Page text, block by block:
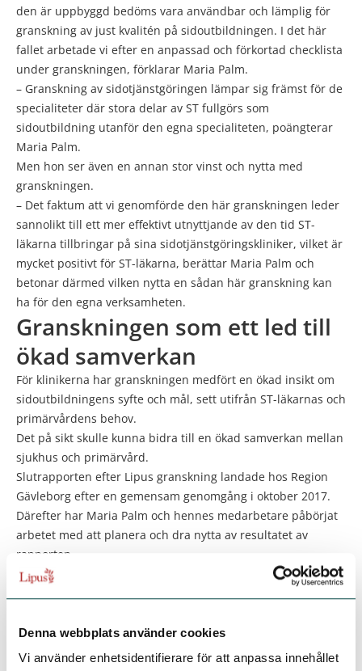
Denna webbplats använder cookies
Vi använder enhetsidentifierare för att anpassa innehållet
den är uppbyggd bedöms vara användbar och lämplig för
granskning av just kvalitén på sidoutbildningen. I det här
fallet arbetade vi efter en anpassad och förkortad checklista
under granskningen, förklarar Maria Palm.
– Granskning av sidotjänstgöringen lämpar sig främst för de
specialiteter där stora delar av ST fullgörs som
sidoutbildning utanför den egna specialiteten, poängterar
Maria Palm.
Men hon ser även en annan stor vinst och nytta med
granskningen.
– Det faktum att vi genomförde den här granskningen leder
sannolikt till ett mer effektivt utnyttjande av den tid ST-
läkarna tillbringar på sina sidotjänstgöringskliniker, vilket är
mycket positivt för ST-läkarna, berättar Maria Palm och
betonar därmed vilken nytta en sådan här granskning kan
ha för den egna verksamheten.
Granskningen som ett led till
ökad samverkan
För klinikerna har granskningen medfört en ökad insikt om
sidoutbildningens syfte och mål, sett utifrån ST-läkarnas och
primärvårdens behov.
Det på sikt skulle kunna bidra till en ökad samverkan mellan
sjukhus och primärvård.
Slutrapporten efter Lipus granskning landade hos Region
Gävleborg efter en gemensam genomgång i oktober 2017.
Därefter har Maria Palm och hennes medarbetare påbörjat
arbetet med att planera och dra nytta av resultatet av
rapporten.
– En sådan här granskning måste få genomsyra hela
med vissa delar utifrån resultatet av granskningen.
delar kan vi, jag och de ST-studierektorer som var med